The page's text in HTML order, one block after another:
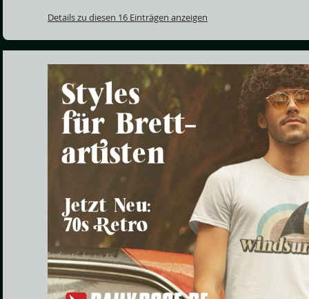
Details zu diesen 16 Einträgen anzeigen